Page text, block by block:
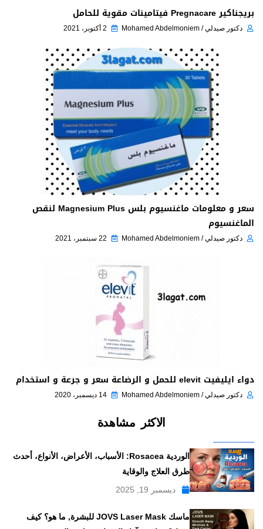
بريجناكير Pregnacare فيتامينات مقوية للحامل
دكتور صيدلي / Mohamed Abdelmoniem 2 أكتوبر، 2021
سعر و معلومات ماغنسيوم بلس Magnesium Plus لنقص
الماغنسيوم
دكتور صيدلي / Mohamed Abdelmoniem 22 سبتمبر، 2021
دواء ايليفيت elevit للحمل و الرضاعة سعر و جرعة و استخدام
دكتور صيدلي / Mohamed Abdelmoniem 14 ديسمبر، 2020
الاكثر مشاهدة
الوردية Rosacea: الأسباب، الأعراض، الأنواع، أحدث
طرق العلاج والوقاية
ديسمبر 19, 2025
ماسك JOVS Laser Mask للبشرة, ما هو؟ كيف